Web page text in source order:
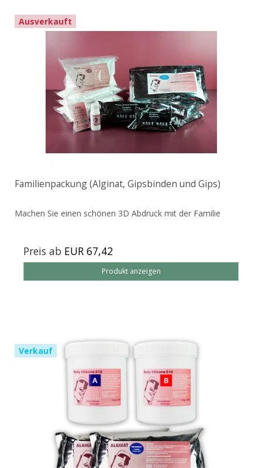
Ausverkauft
Familienpackung (Alginat, Gipsbinden und Gips)
Machen Sie einen schönen 3D Abdruck mit der Familie
Preis ab EUR 67,42
Produkt anzeigen
Verkauf